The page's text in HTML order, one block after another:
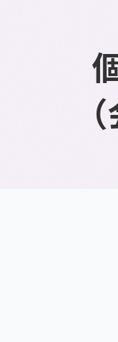
3分でわかる
社会人の方
NHK学園の
年間スケジ
心理的・福
インターネッ
学費サポート